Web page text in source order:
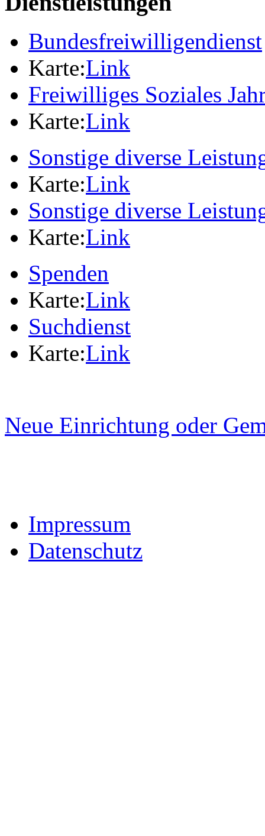
Bundesfreiwilligendienst
Karte:Link
Freiwilliges Soziales
Karte:Link
Sonstige diverse
Karte:Link
Sonstige diverse
Karte:Link
Spenden
Karte:Link
Suchdienst
Karte:Link
Neue Einrichtung oder
Impressum
Datenschutz